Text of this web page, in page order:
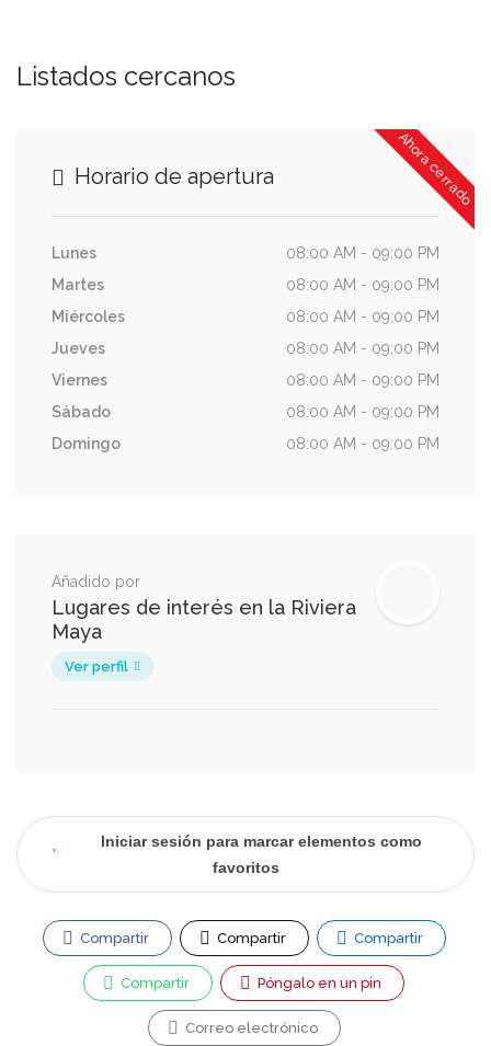
Listados cercanos
Ahora cerrado
Horario de apertura
Lunes
08:00 AM - 09:00 PM
Martes
08:00 AM - 09:00 PM
Miércoles
08:00 AM - 09:00 PM
Jueves
08:00 AM - 09:00 PM
Viernes
08:00 AM - 09:00 PM
Sábado
08:00 AM - 09:00 PM
Domingo
08:00 AM - 09:00 PM
Añadido por
Lugares de interés en la Riviera
Maya
Ver perfil
Iniciar sesión para marcar elementos como
favoritos
Compartir Compartir Compartir
Compartir Póngalo en un pin
Correo electrónico